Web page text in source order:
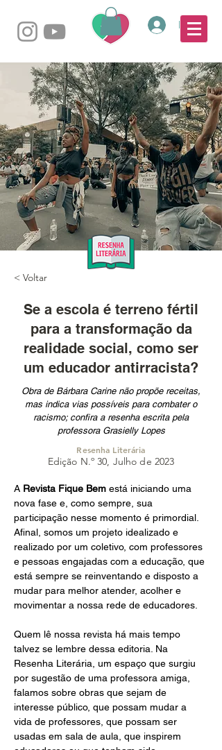
Login
< Voltar
Se a escola é terreno fértil
para a transformação da
realidade social, como ser
um educador antirracista?
Obra de Bárbara Carine não propõe receitas,
mas indica vias possíveis para combater o
racismo; confira a resenha escrita pela
professora Grasielly Lopes
Resenha Literária
Edição N.º 30, Julho de 2023
A Revista Fique Bem está iniciando uma
nova fase e, como sempre, sua
participação nesse momento é primordial.
Afinal, somos um projeto idealizado e
realizado por um coletivo, com professores
e pessoas engajadas com a educação, que
está sempre se reinventando e disposto a
mudar para melhor atender, acolher e
movimentar a nossa rede de educadores.
Quem lê nossa revista há mais tempo
talvez se lembre dessa editoria. Na
Resenha Literária, um espaço que surgiu
por sugestão de uma professora amiga,
falamos sobre obras que sejam de
interesse público, que possam mudar a
vida de professores, que possam ser
usadas em sala de aula, que inspirem